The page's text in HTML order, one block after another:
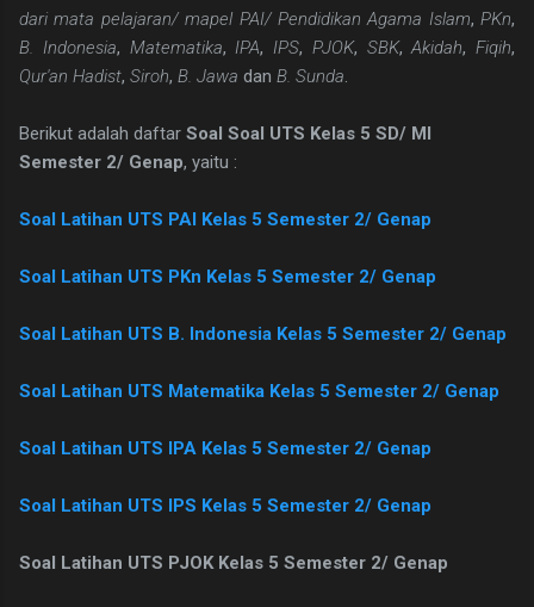
dari mata pelajaran/ mapel PAI/ Pendidikan Agama Islam, PKn,
B. Indonesia, Matematika,IPA, IPS, PJOK, SBK,Akidah, Fiqih,
Qur'an Hadist, Siroh, B. Jawa dan B. Sunda.
Berikut adalah daftar Soal Soal UTS Kelas 5 SD/ MI
Semester 2/ Genap, yaitu :
Soal Latihan UTS PAI Kelas 5 Semester 2/ Genap
Soal Latihan UTS PKn Kelas 5 Semester 2/ Genap
Soal Latihan UTS B. Indonesia Kelas 5 Semester 2/ Genap
Soal Latihan UTS Matematika Kelas 5 Semester 2/ Genap
Soal Latihan UTS IPA Kelas 5 Semester 2/ Genap
Soal Latihan UTS IPS Kelas 5 Semester 2/ Genap
Soal Latihan UTS PJOK Kelas 5 Semester 2/ Genap